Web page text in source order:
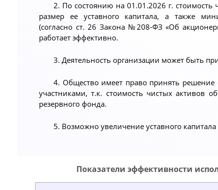
2. По состоянию на 01.01.2026 г.
размер ее уставного капитала, а также
(согласно ст. 26 Закона №208-ФЗ «Об
работает эффективно.
3. Деятельность организации может быть
4. Общество имеет право принять
участниками, т.к. стоимость чистых активов
резервного фонда.
5. Возможно увеличение уставного
Показатели эффективности